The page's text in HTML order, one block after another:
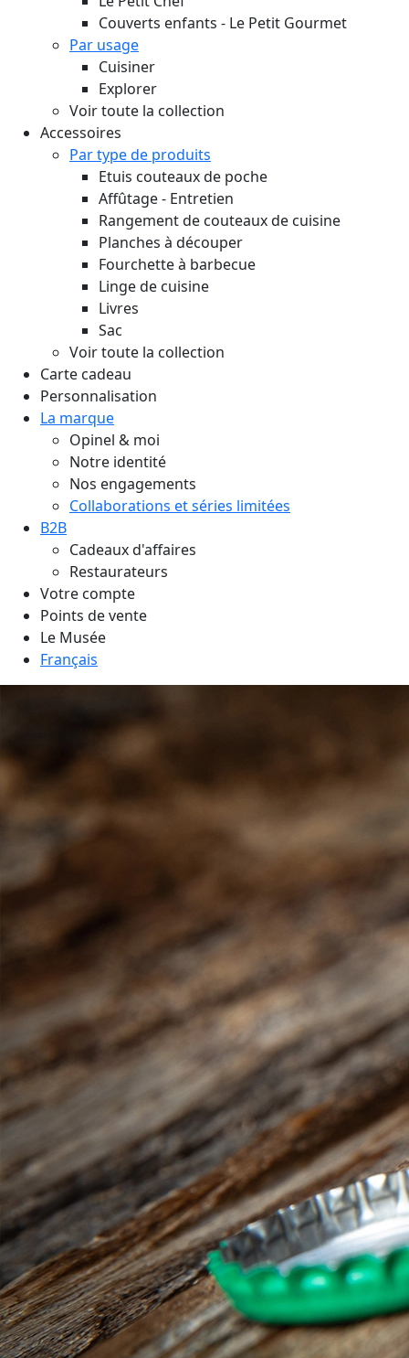
Couverts enfants - Le Petit Gourmet
Par usage
Cuisiner
Explorer
Voir toute la collection
Accessoires
Par type de produits
Etuis couteaux de poche
Affûtage - Entretien
Rangement de couteaux de cuisine
Planches à découper
Fourchette à barbecue
Linge de cuisine
Livres
Sac
Voir toute la collection
Carte cadeau
Personnalisation
La marque
Opinel & moi
Notre identité
Nos engagements
Collaborations et séries limitées
B2B
Cadeaux d'affaires
Restaurateurs
Votre compte
Points de vente
Le Musée
Français